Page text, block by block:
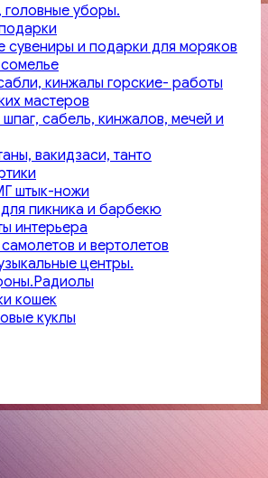
уборы.
сувениры и подарки для моряков
кинжалы горские- работы
мастеров
сабель, кинжалов, мечей и
вакидзаси, танто
штык-ножи
пикника и барбекю
интерьера
и вертолетов
центры.
кошек
куклы